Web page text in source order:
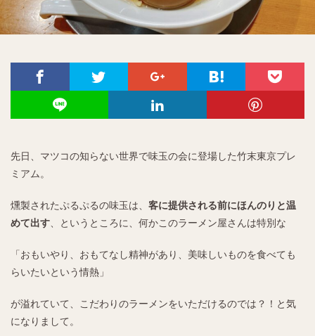
先日、マツコの知らない世界で味玉の会に登場した竹末東京プレ
ミアム。
燻製されたぷるぷるの味玉は、 客に提供される前にほんのりと温
めて出す 、というところに、何かこのラーメン屋さんは特別な
「おもいやり、おもてなし精神があり、美味しいものを食べても
らいたいという情熱」
が溢れていて、こだわりのラーメンをいただけるのでは？！と気
になりまして。